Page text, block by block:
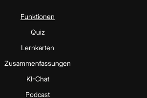
Funktionen
Quiz
Lernkarten
Zusammenfassungen
KI-Chat
Podcast